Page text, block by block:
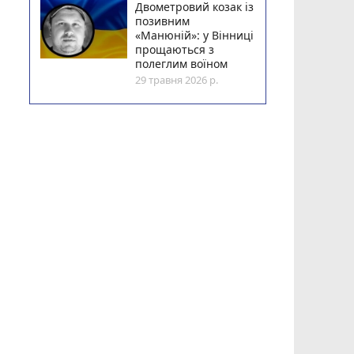
Двометровий козак із
позивним
«Манюній»: у Вінниці
прощаються з
полеглим воїном
29 травня 2026 р.